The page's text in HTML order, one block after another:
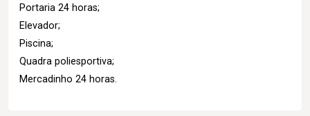
Portaria 24 horas;
Elevador;
Piscina;
Quadra poliesportiva;
Mercadinho 24 horas.